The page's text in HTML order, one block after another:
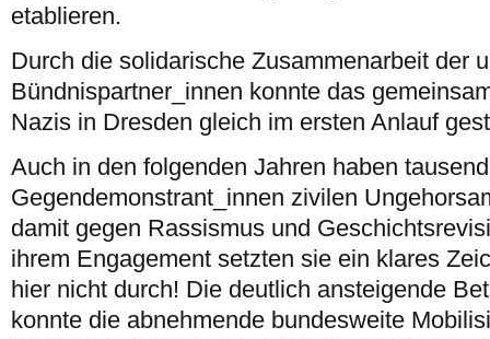
etablieren.
Durch die solidarische Zusammenarbeit der
Bündnispartner_innen konnte das
Nazis in Dresden gleich im ersten Anlauf
Auch in den folgenden Jahren haben
Gegendemonstrant_innen zivilen
damit gegen Rassismus und
ihrem Engagement setzten sie ein klares
hier nicht durch! Die deutlich ansteigende
konnte die abnehmende bundesweite